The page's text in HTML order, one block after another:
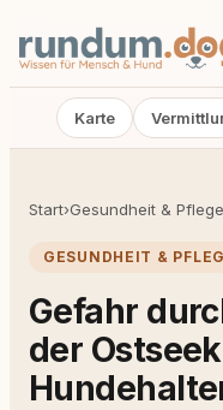
Karte
Start›Gesundheit & Pflege
GESUNDHEIT &
Gefahr
der